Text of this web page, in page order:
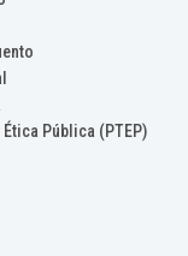
Pública (PTEP)